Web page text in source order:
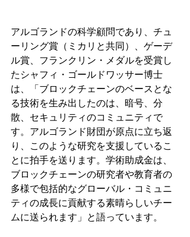
アルゴランドの科学顧問であり、チュ
ーリング賞（ミカリと共同）、ゲーデ
ル賞、フランクリン・メダルを受賞し
たシャフィ・ゴールドワッサー博士
は、「ブロックチェーンのベースとな
る技術を生み出したのは、暗号、分
散、セキュリティのコミュニティで
す。アルゴランド財団が原点に立ち返
り、このような研究を支援しているこ
とに拍手を送ります。学術助成金は、
ブロックチェーンの研究者や教育者の
多様で包括的なグローバル・コミュニ
ティの成長に貢献する素晴らしいチー
ムに送られます」と語っています。